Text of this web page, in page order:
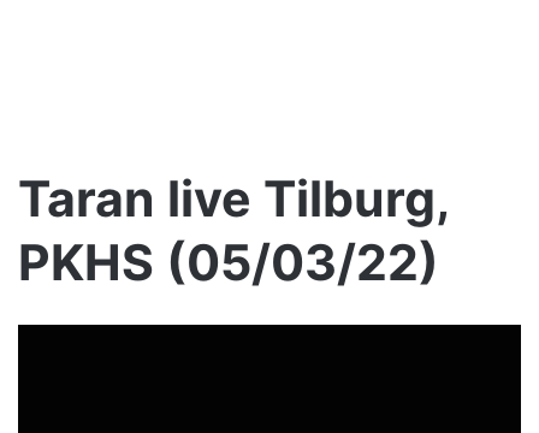
Taran live Tilburg,
PKHS (05/03/22)